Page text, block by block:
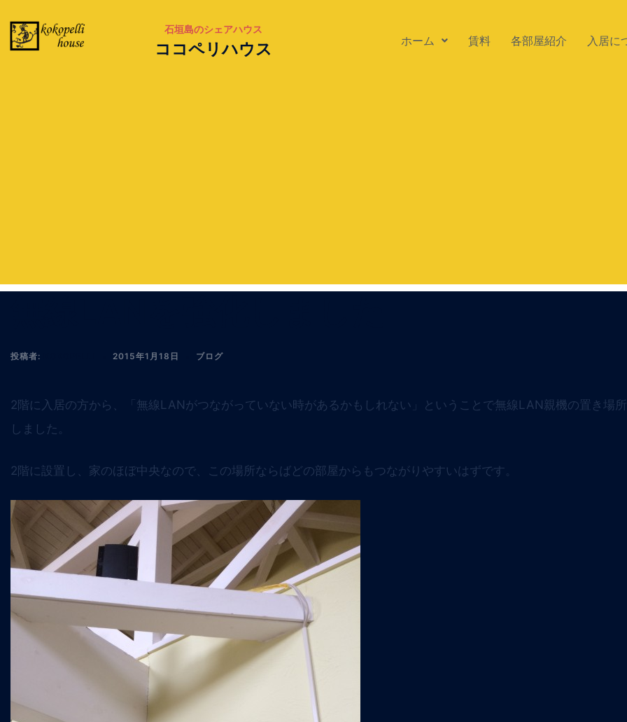
石垣島のシェアハウス
ココペリハウス ホーム 賃料 各部屋紹介 入居に
投稿者: 2015年1月18日 ブログ
2階に入居の方から、「無線LANがつながっていない時があるかもしれない」ということで無線LAN親機の置き場
しました。
2階に設置し、家のほぼ中央なので、この場所ならばどの部屋からもつながりやすいはずです。